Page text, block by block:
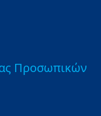
Προσωπικών